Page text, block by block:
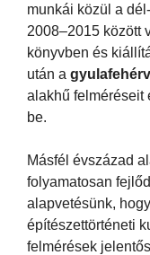
munkái közül a
2008–2015 között
könyvben és
után a
alakhű felméréseit
be.
Másfél évszázad
folyamatosan
alapvetésünk,
építészettörténeti
felmérések